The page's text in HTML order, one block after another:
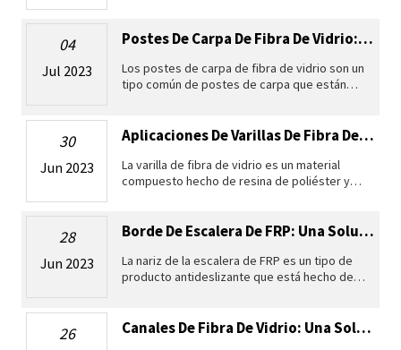
algunas ventajas sobre otros procesos de
04
Jul 2023
Postes De Carpa De Fibra De Vidrio: Una Solución Práctica Y Económica Para Va...
Los postes de carpa de fibra de vidrio son un
tipo común de postes de carpa que están
utilizados en la industria d
30
Jun 2023
Aplicaciones De Varillas De Fibra De Vidrio
La varilla de fibra de vidrio es un material
compuesto hecho de resina de poliéster y
de aplicaciones en divers
28
Jun 2023
Borde De Escalera De FRP: Una Solución Práctica Para Escalones Resbaladizos
La nariz de la escalera de FRP es un tipo de
producto antideslizante que está hecho de
Está diseñado para p
26 Canales De Fibra De Vidrio: Una Solución Versátil Y Duradera Para Diversas In...